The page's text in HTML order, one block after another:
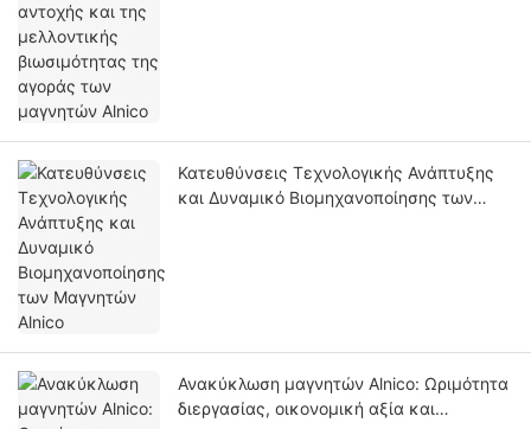
Κατευθύνσεις Τεχνολογικής Ανάπτυξης
και Δυναμικό Βιομηχανοποίησης των
Ανακύκλωση μαγνητών Alnico: Ωριμότητα
διεργασίας, οικονομική αξία και